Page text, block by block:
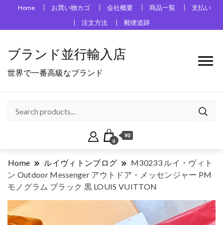
Home お買い物カゴ 会社概要 商品一覧
支払い
注文方法
郵便追跡
ブランド並行輸入店
世界で一番高級なブランド
0
¥0
Home ルイヴィトンブログ
M30233 ルイ・ヴィト
ン Outdoor Messenger アウトドア・メッセンジャー PM
モノグラム ブラック 黒 LOUIS VUITTON